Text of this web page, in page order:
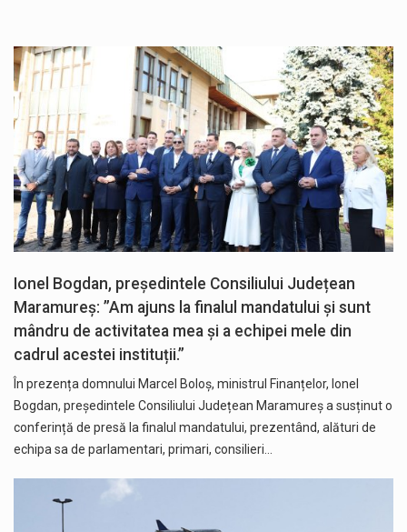
Ionel Bogdan, președintele Consiliului Județean
Maramureș: ”Am ajuns la finalul mandatului și sunt
mândru de activitatea mea și a echipei mele din
cadrul acestei instituții.”
În prezența domnului Marcel Boloș, ministrul Finanțelor, Ionel
Bogdan, președintele Consiliului Județean Maramureș a susținut o
conferință de presă la finalul mandatului, prezentând, alături de
echipa sa de parlamentari, primari, consilieri…